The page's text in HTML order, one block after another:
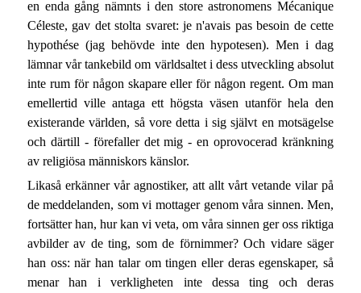
en enda gång nämnts i den store astronomens Mécanique
Céleste, gav det stolta svaret: je n'avais pas besoin de cette
hypothése (jag behövde inte den hypotesen). Men i dag
lämnar vår tankebild om världsaltet i dess utveckling absolut
inte rum för någon skapare eller för någon regent. Om man
emellertid ville antaga ett högsta väsen utanför hela den
existerande världen, så vore detta i sig självt en motsägelse
och därtill - förefaller det mig - en oprovocerad kränkning
av religiösa människors känslor.
Likaså erkänner vår agnostiker, att allt vårt vetande vilar på
de meddelanden, som vi mottager genom våra sinnen. Men,
fortsätter han, hur kan vi veta, om våra sinnen ger oss riktiga
avbilder av de ting, som de förnimmer? Och vidare säger
han oss: när han talar om tingen eller deras egenskaper, så
menar han i verkligheten inte dessa ting och deras